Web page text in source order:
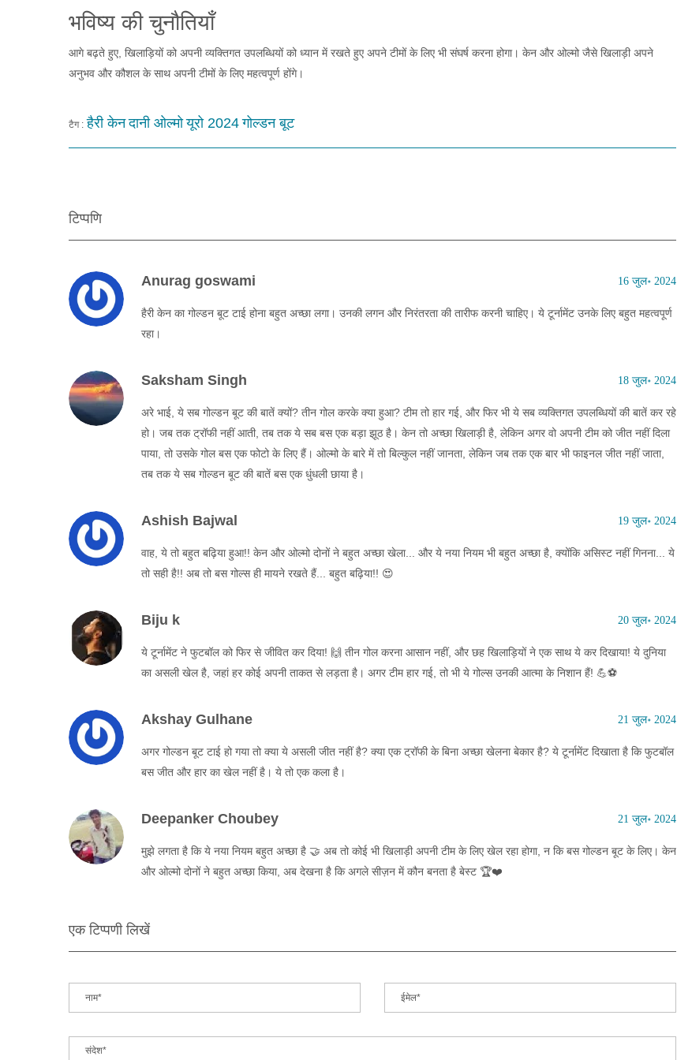
भविष्य की चुनौतियाँ
आगे बढ़ते हुए, खिलाड़ियों को अपनी व्यक्तिगत उपलब्धियों को ध्यान में रखते हुए अपने टीमों के लिए भी संघर्ष करना होगा। केन और ओल्मो जैसे खिलाड़ी अपने
अनुभव और कौशल के साथ अपनी टीमों के लिए महत्वपूर्ण होंगे।
टैग : हैरी केन दानी ओल्मो यूरो 2024 गोल्डन बूट
टिप्पणि
Anurag goswami 16 जुल॰ 2024
हैरी केन का गोल्डन बूट टाई होना बहुत अच्छा लगा। उनकी लगन और निरंतरता की तारीफ करनी चाहिए। ये टूर्नामेंट उनके लिए बहुत महत्वपूर्ण
रहा।
Saksham Singh 18 जुल॰ 2024
अरे भाई, ये सब गोल्डन बूट की बातें क्यों? तीन गोल करके क्या हुआ? टीम तो हार गई, और फिर भी ये सब व्यक्तिगत उपलब्धियों की बातें कर रहे
हो। जब तक ट्रॉफी नहीं आती, तब तक ये सब बस एक बड़ा झूठ है। केन तो अच्छा खिलाड़ी है, लेकिन अगर वो अपनी टीम को जीत नहीं दिला
पाया, तो उसके गोल बस एक फोटो के लिए हैं। ओल्मो के बारे में तो बिल्कुल नहीं जानता, लेकिन जब तक एक बार भी फाइनल जीत नहीं जाता,
तब तक ये सब गोल्डन बूट की बातें बस एक धुंधली छाया है।
Ashish Bajwal 19 जुल॰ 2024
वाह, ये तो बहुत बढ़िया हुआ!! केन और ओल्मो दोनों ने बहुत अच्छा खेला... और ये नया नियम भी बहुत अच्छा है, क्योंकि असिस्ट नहीं गिनना... ये
तो सही है!! अब तो बस गोल्स ही मायने रखते हैं... बहुत बढ़िया!! 😍
Biju k 20 जुल॰ 2024
ये टूर्नामेंट ने फुटबॉल को फिर से जीवित कर दिया! 🙌 तीन गोल करना आसान नहीं, और छह खिलाड़ियों ने एक साथ ये कर दिखाया! ये दुनिया
का असली खेल है, जहां हर कोई अपनी ताकत से लड़ता है। अगर टीम हार गई, तो भी ये गोल्स उनकी आत्मा के निशान हैं! 💪⚽
Akshay Gulhane 21 जुल॰ 2024
अगर गोल्डन बूट टाई हो गया तो क्या ये असली जीत नहीं है? क्या एक ट्रॉफी के बिना अच्छा खेलना बेकार है? ये टूर्नामेंट दिखाता है कि फुटबॉल
बस जीत और हार का खेल नहीं है। ये तो एक कला है।
Deepanker Choubey 21 जुल॰ 2024
मुझे लगता है कि ये नया नियम बहुत अच्छा है 🤝 अब तो कोई भी खिलाड़ी अपनी टीम के लिए खेल रहा होगा, न कि बस गोल्डन बूट के लिए। केन
और ओल्मो दोनों ने बहुत अच्छा किया, अब देखना है कि अगले सीज़न में कौन बनता है बेस्ट 🏆❤️
एक टिप्पणी लिखें